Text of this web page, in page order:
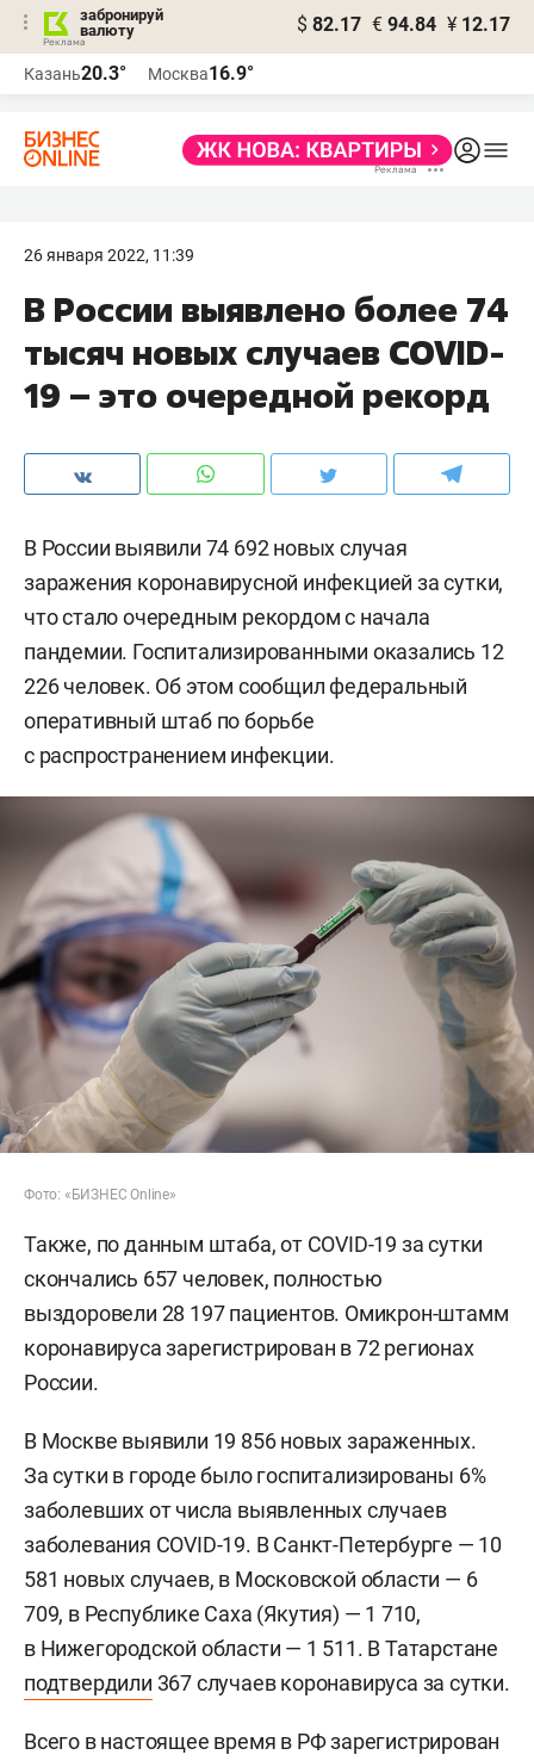
забронируй
валюту
$ 82.17 € 94.84 ¥ 12.17
Казань20.3° Москва16.9°
26 января 2022, 11:39
В России выявлено более 74
тысяч новых случаев COVID-
19 – это очередной рекорд
В России выявили 74 692 новых случая
заражения коронавирусной инфекцией за сутки,
что стало очередным рекордом с начала
пандемии. Госпитализированными оказались 12
226 человек. Об этом сообщил федеральный
оперативный штаб по борьбе
с распространением инфекции.
Фото: «БИЗНЕС Online»
Также, по данным штаба, от COVID-19 за сутки
скончались 657 человек, полностью
выздоровели 28 197 пациентов. Омикрон-штамм
коронавируса зарегистрирован в 72 регионах
России.
В Москве выявили 19 856 новых зараженных.
За сутки в городе было госпитализированы 6%
заболевших от числа выявленных случаев
заболевания COVID-19. В Санкт-Петербурге — 10
581 новых случаев, в Московской области — 6
709, в Республике Саха (Якутия) — 1 710,
в Нижегородской области — 1 511. В Татарстане
подтвердили 367 случаев коронавируса за сутки.
Всего в настоящее время в РФ зарегистрирован